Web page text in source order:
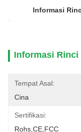
Informasi
Informasi Rinci
Tempat Asal:
Cina
Sertifikasi:
Rohs,CE,FCC